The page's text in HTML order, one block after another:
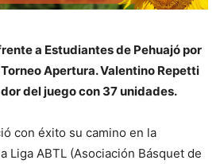
a Estudiantes de Pehuajó por
Apertura. Valentino Repetti
del juego con 37 unidades.
con éxito su camino en la
Liga ABTL (Asociación Básquet de